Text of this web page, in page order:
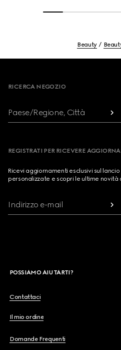
Beauty
RICERCA NEGOZIO
Paese/Regione, Città
REGISTRATI PER RICEVERE
Ricevi aggiornamenti esclusivi sul
personalizzate e scopri le ultime novità
Indirizzo e-mail
POSSIAMO AIUTARTI?
Contattaci
Il mio ordine
Domande Frequenti